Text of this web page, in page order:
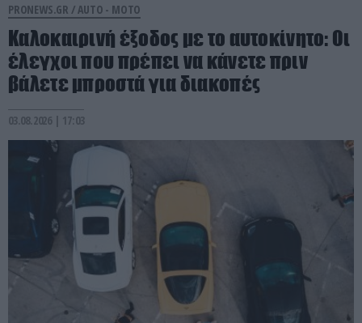
PRONEWS.GR / AUTO - MOTO
Καλοκαιρινή έξοδος με το αυτοκίνητο: Οι
έλεγχοι που πρέπει να κάνετε πριν
βάλετε μπροστά για διακοπές
03.08.2026 | 17:03